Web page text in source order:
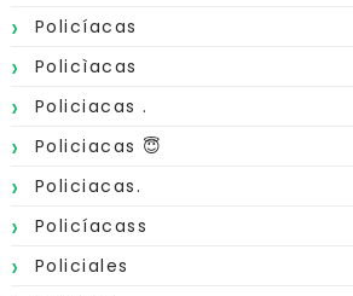
Policíacas
Policìacas
Policiacas .
Policiacas 😇
Policiacas.
Policíacass
Policiales